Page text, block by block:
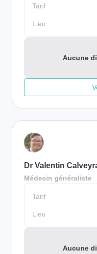
Tarif
Lieu
Aucune
Dr Valentin
Médecin généraliste
Tarif
Lieu
Aucune